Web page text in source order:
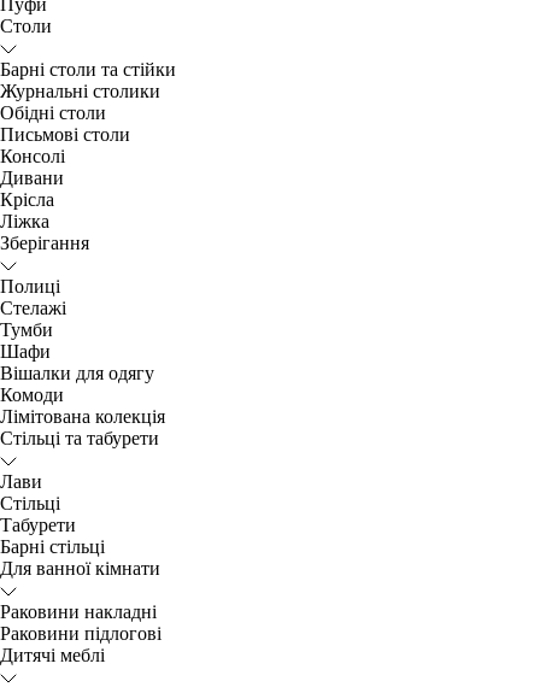
Пуфи
Столи
Барні столи та стійки
Журнальні столики
Обідні столи
Письмові столи
Консолі
Дивани
Крісла
Ліжка
Зберігання
Полиці
Стелажі
Тумби
Шафи
Вішалки для одягу
Комоди
Лімітована колекція
Стільці та табурети
Лави
Стільці
Табурети
Барні стільці
Для ванної кімнати
Раковини накладні
Раковини підлогові
Дитячі меблі